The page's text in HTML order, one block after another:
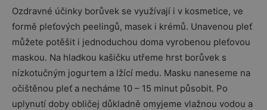
Ozdravné účinky borůvek se využívají i v kosmetice, ve
formě pleťových peelingů, masek i krémů. Unavenou pleť
můžete potěšit i jednoduchou doma vyrobenou pleťovou
maskou. Na hladkou kašičku utřeme hrst borůvek s
nízkotučným jogurtem a lžící medu. Masku naneseme na
očištěnou pleť a necháme 10 – 15 minut působit. Po
uplynutí doby obličej důkladně omyjeme vlažnou vodou a